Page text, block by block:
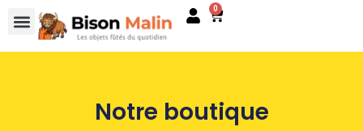
0
Notre boutique